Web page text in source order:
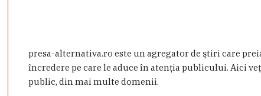
presa-alternativa.ro este un agregator de ştiri care
încredere pe care le aduce în atenţia publicului. Aici
public, din mai multe domenii.